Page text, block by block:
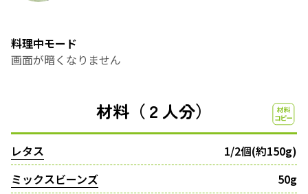
料理中モード
画面が暗くなりません
材料（２人分）
レタス
1/2個(約150g)
ミックスビーンズ
50g